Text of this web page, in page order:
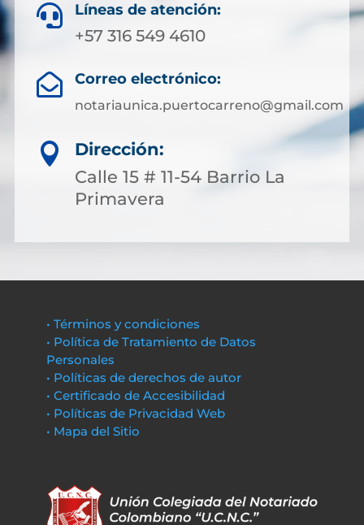
 Líneas de atención:
+57 316 549 4610
 Correo electrónico:
notariaunica.puertocarreno@gmail.com

Dirección:
Calle 15 # 11-54 Barrio La
Primavera
• Términos y condiciones
• Política de Tratamiento de Datos
Personales
• Políticas de derechos de autor
• Certificado de Accesibilidad
• Políticas de Privacidad Web
• Mapa del Sitio